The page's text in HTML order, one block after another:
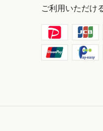
ご利用いただけ